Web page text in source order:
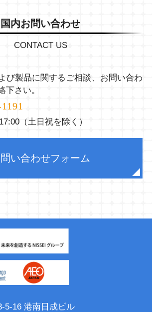
国内お問い合わせ
CONTACT US
び製品に関するご相談、お問い合わ
下さい。
（土日祝を除く）
い合わせフォーム
5-16 港南⽇成ビル